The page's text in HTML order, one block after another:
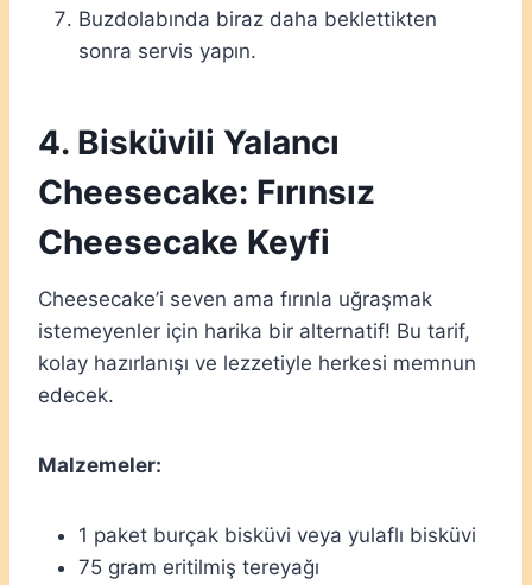
Buzdolabında biraz daha beklettikten
sonra servis yapın.
4. Bisküvili Yalancı
Cheesecake: Fırınsız
Cheesecake Keyfi
Cheesecake’i seven ama fırınla uğraşmak
istemeyenler için harika bir alternatif! Bu tarif,
kolay hazırlanışı ve lezzetiyle herkesi memnun
edecek.
Malzemeler:
1 paket burçak bisküvi veya yulaflı bisküvi
75 gram eritilmiş tereyağı